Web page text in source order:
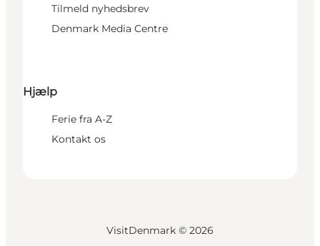
Tilmeld nyhedsbrev
Denmark Media Centre
Hjælp
Ferie fra A-Z
Kontakt os
VisitDenmark © 2026